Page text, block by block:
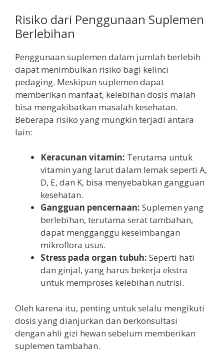
Risiko dari Penggunaan Suplemen
Berlebihan
Penggunaan suplemen dalam jumlah berlebih
dapat menimbulkan risiko bagi kelinci
pedaging. Meskipun suplemen dapat
memberikan manfaat, kelebihan dosis malah
bisa mengakibatkan masalah kesehatan.
Beberapa risiko yang mungkin terjadi antara
lain:
Keracunan vitamin: Terutama untuk
vitamin yang larut dalam lemak seperti A,
D, E, dan K, bisa menyebabkan gangguan
kesehatan.
Gangguan pencernaan: Suplemen yang
berlebihan, terutama serat tambahan,
dapat mengganggu keseimbangan
mikroflora usus.
Stress pada organ tubuh: Seperti hati
dan ginjal, yang harus bekerja ekstra
untuk memproses kelebihan nutrisi.
Oleh karena itu, penting untuk selalu mengikuti
dosis yang dianjurkan dan berkonsultasi
dengan ahli gizi hewan sebelum memberikan
suplemen tambahan.